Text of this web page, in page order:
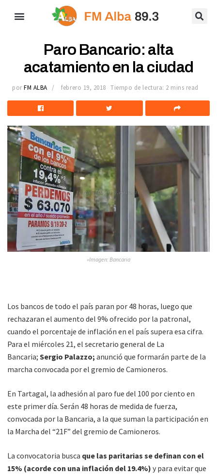
Paro Bancario: alta
acatamiento en la ciudad
por FM ALBA febrero 19, 2018 Tiempo de lectura: 2 mins read
»Imagen: Bancaria
Los bancos de todo el país paran por 48 horas, luego que
rechazaran el aumento del 9% ofrecido por la patronal,
cuando el porcentaje de inflación en el país supera esa cifra.
Para el miércoles 21, el secretario general de La
Bancaria; Sergio Palazzo; anunció que formarán parte de la
marcha convocada por el gremio de Camioneros.
En Tartagal, la adhesión al paro fue del 100 por ciento en
este primer día. Serán 48 horas de medida de fuerza,
convocada por la Bancaria, a la que suman la participación en
la Marcha del “21F” del gremio de Camioneros.
La convocatoria busca que las paritarias se definan con el
15% (acorde con una inflación del 19.4%) y para evitar que